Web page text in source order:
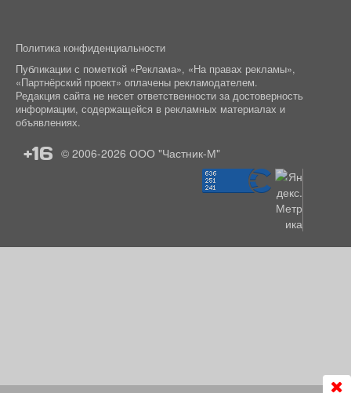
Политика конфиденциальности
Публикации с пометкой «Реклама», «На правах рекламы»,
«Партнёрский проект» оплачены рекламодателем.
Редакция сайта не несет ответственности за достоверность
информации, содержащейся в рекламных материалах и
объявлениях.
+16 © 2006-2026 ООО "Частник-М"